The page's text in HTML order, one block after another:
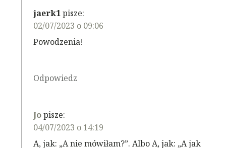
jaerk1pisze:
02/07/2023 o 09:06
Powodzenia!
Odpowiedz
Jopisze:
04/07/2023 o 14:19
A, jak: „A nie mówiłam?”. Albo A, jak: „A jak